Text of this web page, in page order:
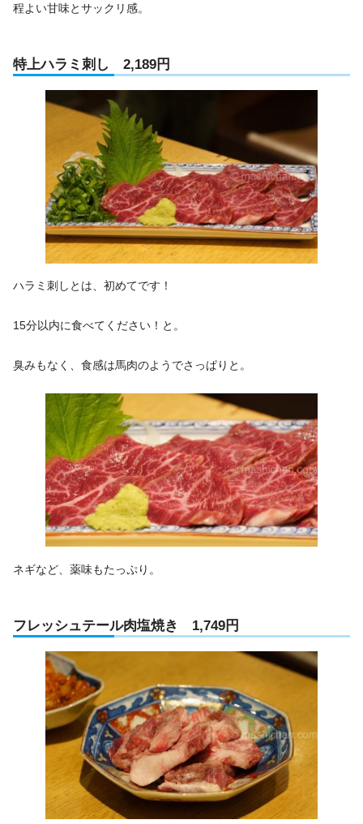
程よい甘味とサックリ感。
特上ハラミ刺し 2,189円
ハラミ刺しとは、初めてです！
15分以内に食べてください！と。
臭みもなく、食感は馬肉のようでさっぱりと。
ネギなど、薬味もたっぷり。
フレッシュテール肉塩焼き 1,749円